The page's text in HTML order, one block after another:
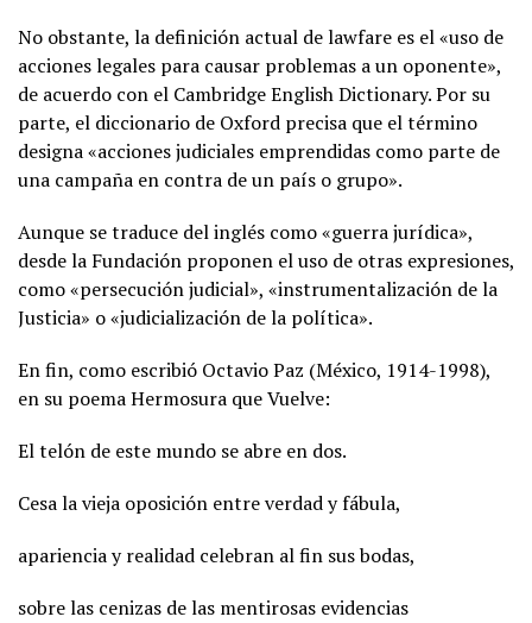
No obstante, la definición actual de lawfare es el «uso de
acciones legales para causar problemas a un oponente»,
de acuerdo con el Cambridge English Dictionary. Por su
parte, el diccionario de Oxford precisa que el término
designa «acciones judiciales emprendidas como parte de
una campaña en contra de un país o grupo».
Aunque se traduce del inglés como «guerra jurídica»,
desde la Fundación proponen el uso de otras expresiones,
como «persecución judicial», «instrumentalización de la
Justicia» o «judicialización de la política».
En fin, como escribió Octavio Paz (México, 1914-1998),
en su poema Hermosura que Vuelve:
El telón de este mundo se abre en dos.
Cesa la vieja oposición entre verdad y fábula,
apariencia y realidad celebran al fin sus bodas,
sobre las cenizas de las mentirosas evidencias